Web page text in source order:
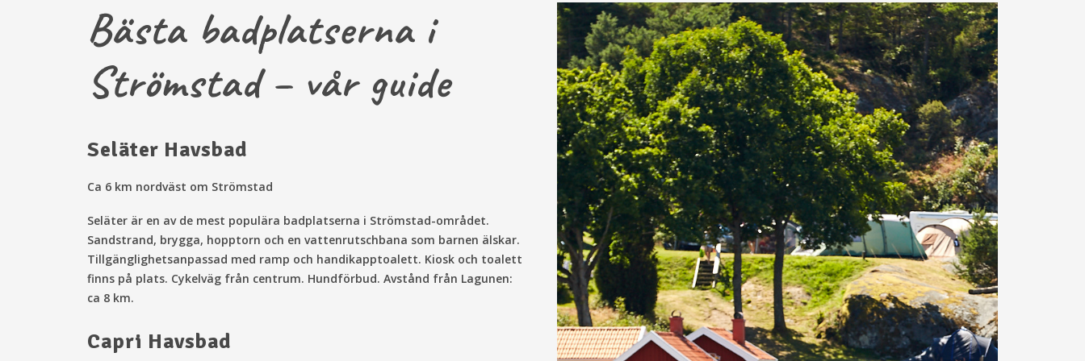
Bästa badplatserna i
Strömstad – vår guide
Seläter Havsbad
Ca 6 km nordväst om Strömstad
Seläter är en av de mest populära badplatserna i Strömstad-området.
Sandstrand, brygga, hopptorn och en vattenrutschbana som barnen älskar.
Tillgänglighetsanpassad med ramp och handikapptoalett. Kiosk och toalett
finns på plats. Cykelväg från centrum. Hundförbud. Avstånd från Lagunen:
ca 8 km.
Capri Havsbad